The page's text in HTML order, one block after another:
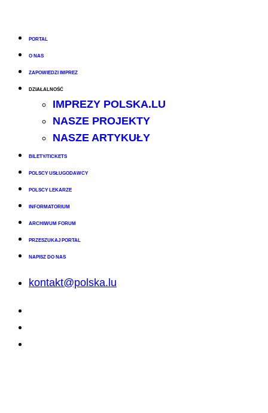
PORTAL
O NAS
ZAPOWIEDZI IMPREZ
DZIAŁALNOŚĆ
IMPREZY POLSKA.LU
NASZE PROJEKTY
NASZE ARTYKUŁY
BILETY/TICKETS
POLSCY USŁUGODAWCY
POLSCY LEKARZE
INFORMATORIUM
ARCHIWUM FORUM
PRZESZUKAJ PORTAL
NAPISZ DO NAS
kontakt@polska.lu